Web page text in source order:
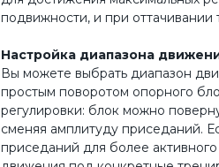
подвижности, и при оттачивании
Настройка диапазона
Вы можете выбрать диапазон
простым поворотом опорного
регулировки: блок можно
сменяя амплитуду приседаний.
приседаний для более